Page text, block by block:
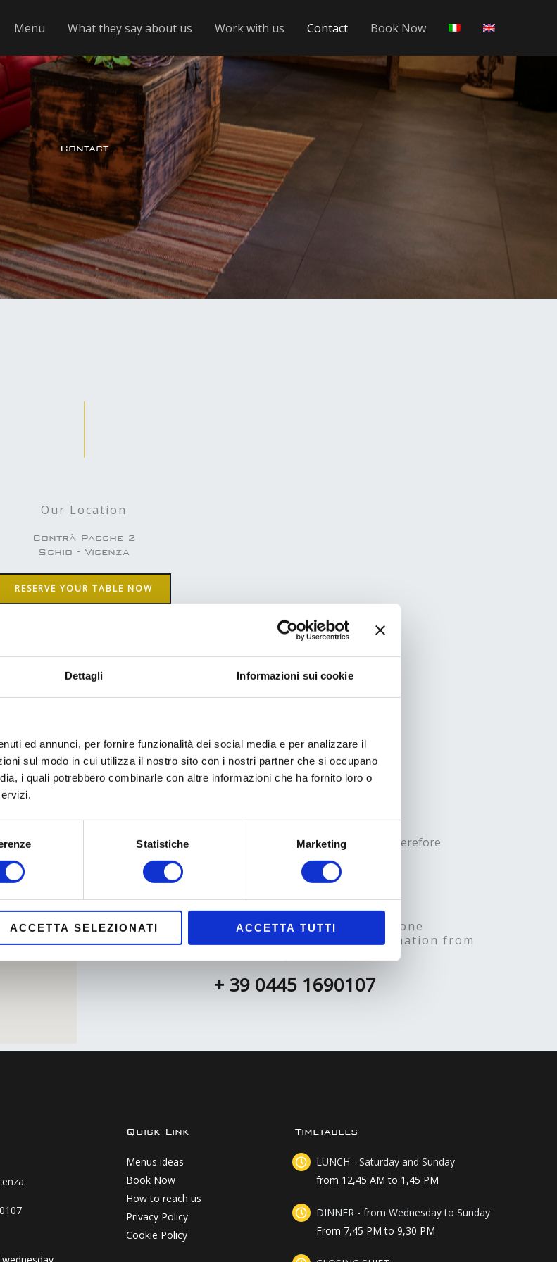
Dettagli Informazioni sui cookie
ed annunci, per fornire funzionalità dei social media e per analizzare il
sul modo in cui utilizza il nostro sito con i nostri partner che si occupano
i quali potrebbero combinarle con altre informazioni che ha fornito loro o
Statistiche Marketing
ACCETTA SELEZIONATI ACCETTA TUTTI
Menu What they say about us Work with us Contact Book Now
Contact
Our Location
Contrà Pacche 2
Schio - Vicenza
RESERVE YOUR TABLE NOW
The Restaurant is not open to the public and therefore
cannot be visited.
It can only be accessed by reservation
we do not make reservations by phone
You can still contact us for all other information from
+ 39 0445 1690107
Quick Link
Menus ideas
Book Now
How to reach us
Privacy Policy
Cookie Policy
Timetables
LUNCH - Saturday and Sunday
from 12,45 AM to 1,45 PM
DINNER - from Wednesday to Sunday
From 7,45 PM to 9,30 PM